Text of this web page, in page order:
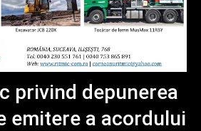
privind depunerea
emitere a acordului